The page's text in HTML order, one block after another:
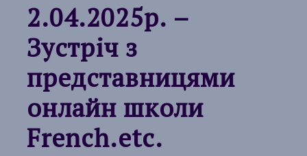
2.04.2025р. –
Зустріч з
представницями
онлайн школи
French.etc.